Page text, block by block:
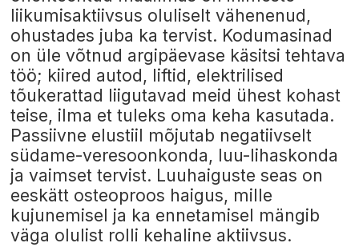
liikumisaktiivsus oluliselt vähenenud,
ohustades juba ka tervist. Kodumasinad
on üle võtnud argipäevase käsitsi tehtava
töö; kiired autod, liftid, elektrilised
tõukerattad liigutavad meid ühest kohast
teise, ilma et tuleks oma keha kasutada.
Passiivne elustiil mõjutab negatiivselt
südame-veresoonkonda, luu-lihaskonda
ja vaimset tervist. Luuhaiguste seas on
eeskätt osteoproos haigus, mille
kujunemisel ja ka ennetamisel mängib
väga olulist rolli kehaline aktiivsus.